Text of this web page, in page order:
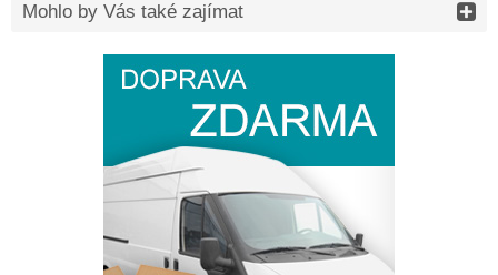
Mohlo by Vás také zajímat